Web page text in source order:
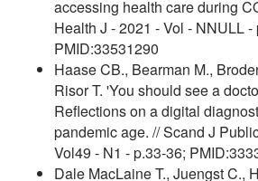
accessing health care during
Health J - 2021 - Vol - NNULL -
PMID:33531290
Haase CB., Bearman M.,
Risor T. 'You should see a
Reflections on a digital
pandemic age. // Scand J
Vol49 - N1 - p.33-36;
Dale MacLaine T., Juengst C.,